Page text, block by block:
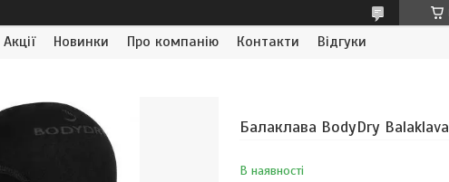
Акції Новинки Про компанію Контакти Відгуки
Балаклава BodyDry
В наявності